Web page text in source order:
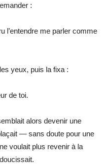
:
l’entendre me parler comme
yeux, puis la fixa :
de toi.
alors devenir une
— sans doute pour une
voulait plus revenir à la